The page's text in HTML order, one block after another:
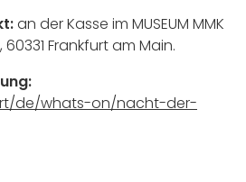
an der Kasse im MUSEUM MMK
Frankfurt am Main.
de/whats-on/nacht-der-